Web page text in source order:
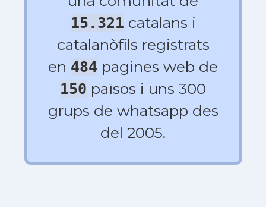
15.321 catalans i
catalanòfils registrats
en 484 pagines web de
150 països i uns 300
grups de whatsapp des
del 2005.